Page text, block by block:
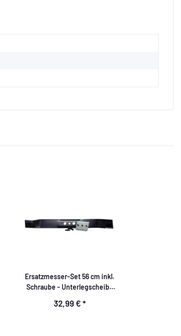
Ersatzmesser-Set 56 cm inkl.
Schraube - Unterlegscheibe
32,99 € *